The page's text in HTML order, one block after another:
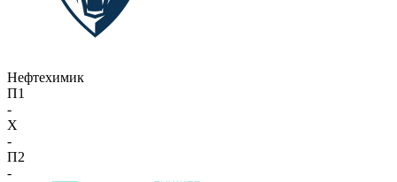
Нефтехимик
П1
-
X
-
П2
-